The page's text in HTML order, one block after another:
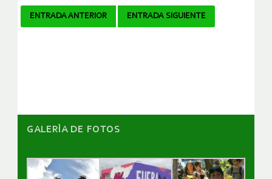
Navegador
ENTRADA ANTERIOR ENTRADA SIGUIENTE
GALERÌA DE FOTOS